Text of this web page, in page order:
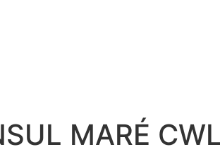
MARÉ